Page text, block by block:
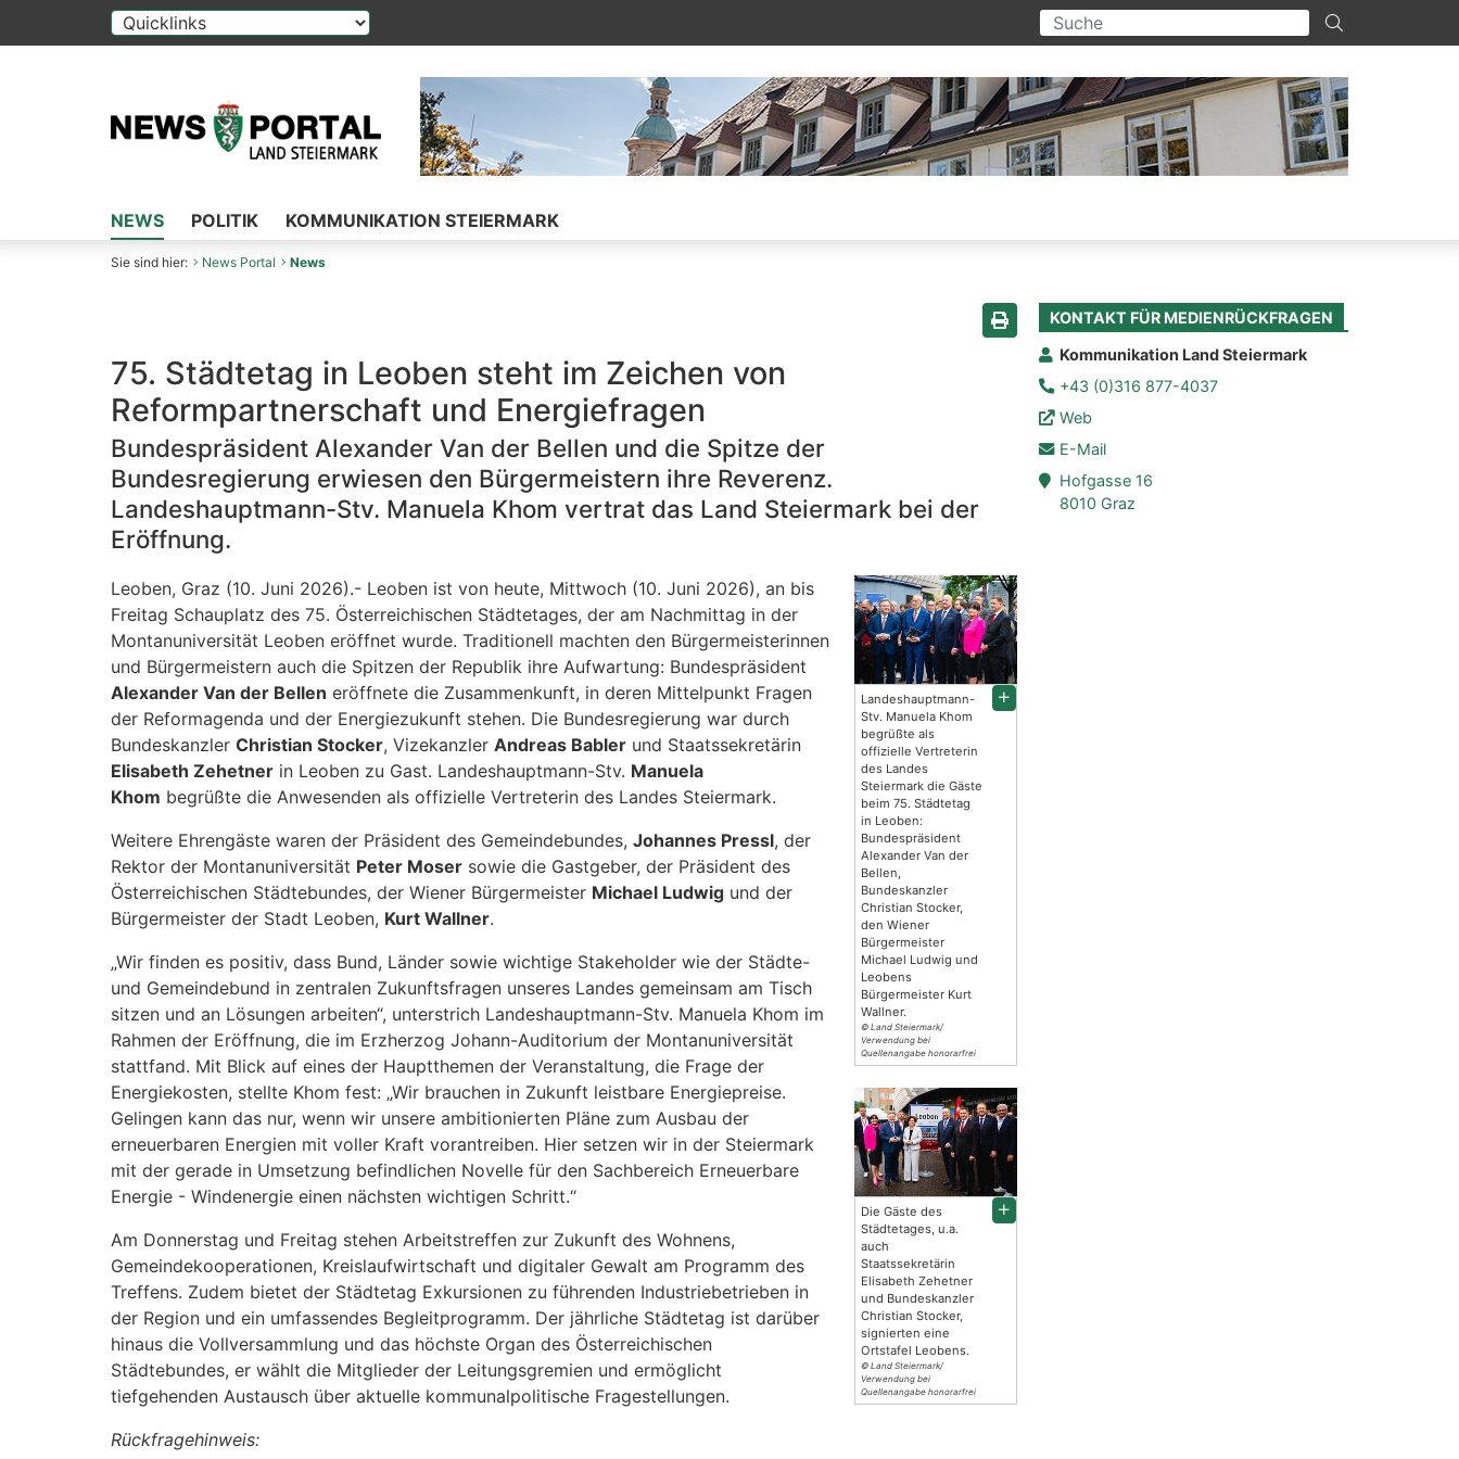
Die Auswahl einer Option im Select-Element führt auf die verknüpfte Unterseite
NEWS POLITIK KOMMUNIKATION STEIERMARK
Sie sind hier: News Portal News
Seite drucken
75. Städtetag in Leoben steht im Zeichen von
Reformpartnerschaft und Energiefragen
Bundespräsident Alexander Van der Bellen und die Spitze der
Bundesregierung erwiesen den Bürgermeistern ihre Reverenz.
Landeshauptmann-Stv. Manuela Khom vertrat das Land Steiermark bei der
Eröffnung.
Landeshauptmann-
Stv. Manuela Khom
begrüßte als
offizielle Vertreterin
des Landes
Steiermark die Gäste
beim 75. Städtetag
in Leoben:
Bundespräsident
Alexander Van der
Bellen,
Bundeskanzler
Christian Stocker,
den Wiener
Bürgermeister
Michael Ludwig und
Leobens
Bürgermeister Kurt
Wallner.
© Land Steiermark/
Verwendung bei
Quellenangabe honorarfrei
Die Gäste des
Städtetages, u.a.
auch
Staatssekretärin
Elisabeth Zehetner
und Bundeskanzler
Christian Stocker,
signierten eine
Ortstafel Leobens.
© Land Steiermark/
Verwendung bei
Quellenangabe honorarfrei
Leoben, Graz (10. Juni 2026).- Leoben ist von heute, Mittwoch (10. Juni 2026), an bis
Freitag Schauplatz des 75. Österreichischen Städtetages, der am Nachmittag in der
Montanuniversität Leoben eröffnet wurde. Traditionell machten den Bürgermeisterinnen
und Bürgermeistern auch die Spitzen der Republik ihre Aufwartung: Bundespräsident
Alexander Van der Bellen eröffnete die Zusammenkunft, in deren Mittelpunkt Fragen
der Reformagenda und der Energiezukunft stehen. Die Bundesregierung war durch
Bundeskanzler Christian Stocker, Vizekanzler Andreas Babler und Staatssekretärin
Elisabeth Zehetner in Leoben zu Gast. Landeshauptmann-Stv. Manuela
Khom begrüßte die Anwesenden als offizielle Vertreterin des Landes Steiermark.
Weitere Ehrengäste waren der Präsident des Gemeindebundes, Johannes Pressl, der
Rektor der Montanuniversität Peter Moser sowie die Gastgeber, der Präsident des
Österreichischen Städtebundes, der Wiener Bürgermeister Michael Ludwig und der
Bürgermeister der Stadt Leoben, Kurt Wallner.
„Wir finden es positiv, dass Bund, Länder sowie wichtige Stakeholder wie der Städte-
und Gemeindebund in zentralen Zukunftsfragen unseres Landes gemeinsam am Tisch
sitzen und an Lösungen arbeiten“, unterstrich Landeshauptmann-Stv. Manuela Khom im
Rahmen der Eröffnung, die im Erzherzog Johann-Auditorium der Montanuniversität
stattfand. Mit Blick auf eines der Hauptthemen der Veranstaltung, die Frage der
Energiekosten, stellte Khom fest: „Wir brauchen in Zukunft leistbare Energiepreise.
Gelingen kann das nur, wenn wir unsere ambitionierten Pläne zum Ausbau der
erneuerbaren Energien mit voller Kraft vorantreiben. Hier setzen wir in der Steiermark
mit der gerade in Umsetzung befindlichen Novelle für den Sachbereich Erneuerbare
Energie - Windenergie einen nächsten wichtigen Schritt.“
Am Donnerstag und Freitag stehen Arbeitstreffen zur Zukunft des Wohnens,
Gemeindekooperationen, Kreislaufwirtschaft und digitaler Gewalt am Programm des
Treffens. Zudem bietet der Städtetag Exkursionen zu führenden Industriebetrieben in
der Region und ein umfassendes Begleitprogramm. Der jährliche Städtetag ist darüber
hinaus die Vollversammlung und das höchste Organ des Österreichischen
Städtebundes, er wählt die Mitglieder der Leitungsgremien und ermöglicht
tiefgehenden Austausch über aktuelle kommunalpolitische Fragestellungen.
Rückfragehinweis:
KONTAKT FÜR MEDIENRÜCKFRAGEN
Kommunikation Land Steiermark
+43 (0)316 877-4037
Web
E-Mail
Hofgasse 16
8010 Graz